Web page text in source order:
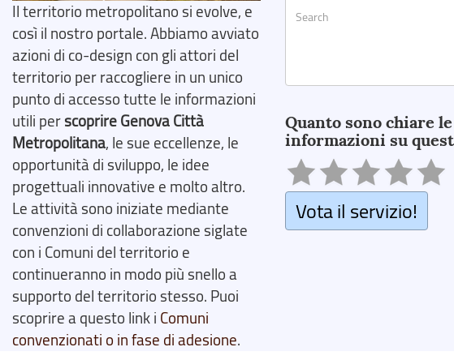
Il territorio metropolitano si evolve, e
così il nostro portale. Abbiamo avviato
azioni di co-design con gli attori del
territorio per raccogliere in un unico
punto di accesso tutte le informazioni
utili perscoprire Genova Città
Metropolitana, le sue eccellenze, le
opportunità di sviluppo, le idee
progettuali innovative e molto altro.
Le attività sono iniziate mediante
convenzioni di collaborazione siglate
con i Comuni del territorio e
continueranno in modo più snello a
supporto del territorio stesso. Puoi
scoprire a questo link i Comuni
convenzionati o in fase di adesione.
Quanto sono chiare le
informazioni su
Vota il servizio!